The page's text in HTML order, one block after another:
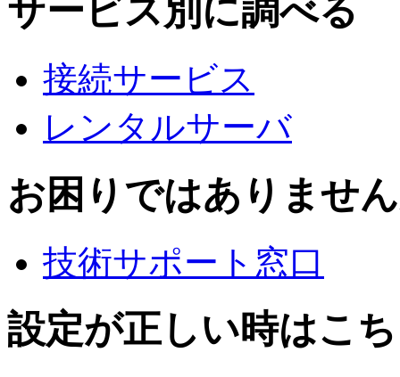
サービス別に調べる
接続サービス
レンタルサーバ
お困りではありませ
技術サポート窓口
設定が正しい時はこ